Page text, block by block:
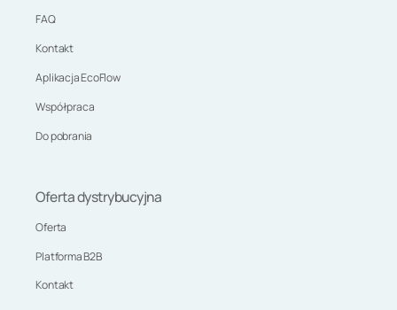
FAQ
Kontakt
Aplikacja EcoFlow
Współpraca
Do pobrania
Oferta dystrybucyjna
Oferta
Platforma B2B
Kontakt